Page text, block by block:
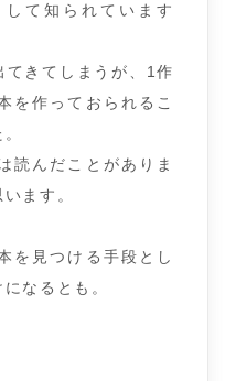
て知られています
てきてしまうが、1作
を作っておられるこ
読んだことがありま
ます。
を見つける手段とし
なるとも。